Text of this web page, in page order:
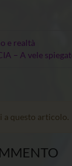
e realtà
– A vele
a questo articolo.